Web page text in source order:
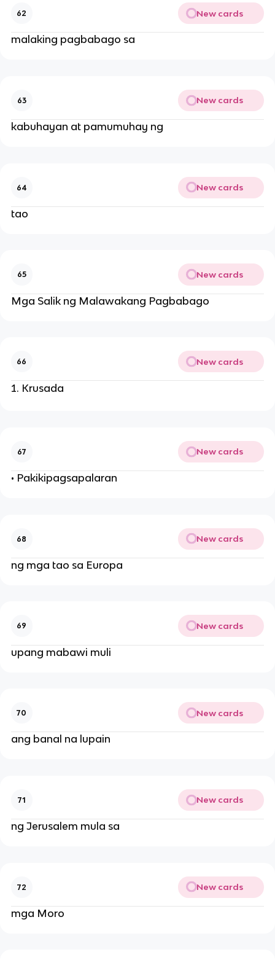
62 New cards
malaking pagbabago sa
63 New cards
kabuhayan at pamumuhay ng
64 New cards
tao
65 New cards
Mga Salik ng Malawakang Pagbabago
66 New cards
Krusada
67 New cards
• Pakikipagsapalaran
68 New cards
ng mga tao sa Europa
69 New cards
upang mabawi muli
70 New cards
ang banal na lupain
71 New cards
ng Jerusalem mula sa
72 New cards
mga Moro